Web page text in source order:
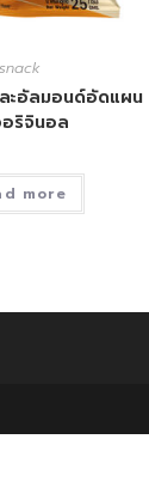
snack
ะอัลมอนด์อัดแผน
ริจินอล
more